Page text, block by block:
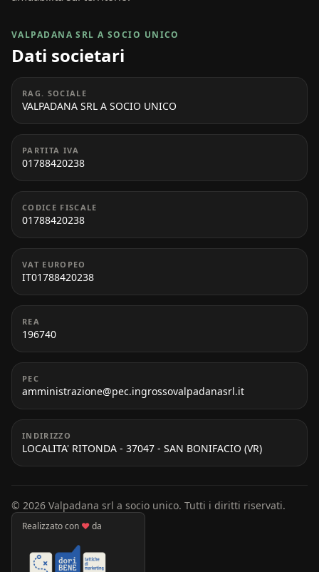
VALPADANA SRL A SOCIO UNICO
Dati societari
RAG. SOCIALE
VALPADANA SRL A SOCIO UNICO
PARTITA IVA
01788420238
CODICE FISCALE
01788420238
VAT EUROPEO
IT01788420238
REA
196740
PEC
amministrazione@pec.ingrossovalpadanasrl.it
INDIRIZZO
LOCALITA' RITONDA - 37047 - SAN BONIFACIO (VR)
© 2026 Valpadana srl a socio unico. Tutti i diritti riservati.
Realizzato con ♥da